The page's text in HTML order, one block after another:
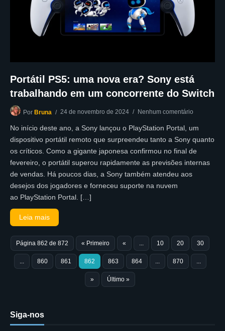
Portátil PS5: uma nova era? Sony está
trabalhando em um concorrente do Switch
Por Bruna 24 de novembro de 2024 Nenhum comentário
No início deste ano, a Sony lançou o PlayStation Portal, um
dispositivo portátil remoto que surpreendeu tanto a Sony quanto
os críticos. Como a gigante japonesa confirmou no final de
fevereiro, o portátil superou rapidamente as previsões internas
de vendas. Há poucos dias, a Sony também atendeu aos
desejos dos jogadores e forneceu suporte na nuvem
ao PlayStation Portal. […]
Leia mais
Página 862 de 872 « Primeiro « ... 10 20 30
... 860 861 862 863 864 ... 870 ...
» Último »
Siga-nos